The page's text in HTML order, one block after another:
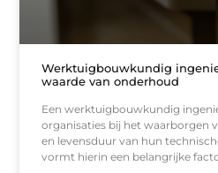
Werktuigbouwkundig
waarde van onderhoud
Een werktuigbouwkundig
organisaties bij het waarborgen
en levensduur van hun
vormt hierin een belangrijke